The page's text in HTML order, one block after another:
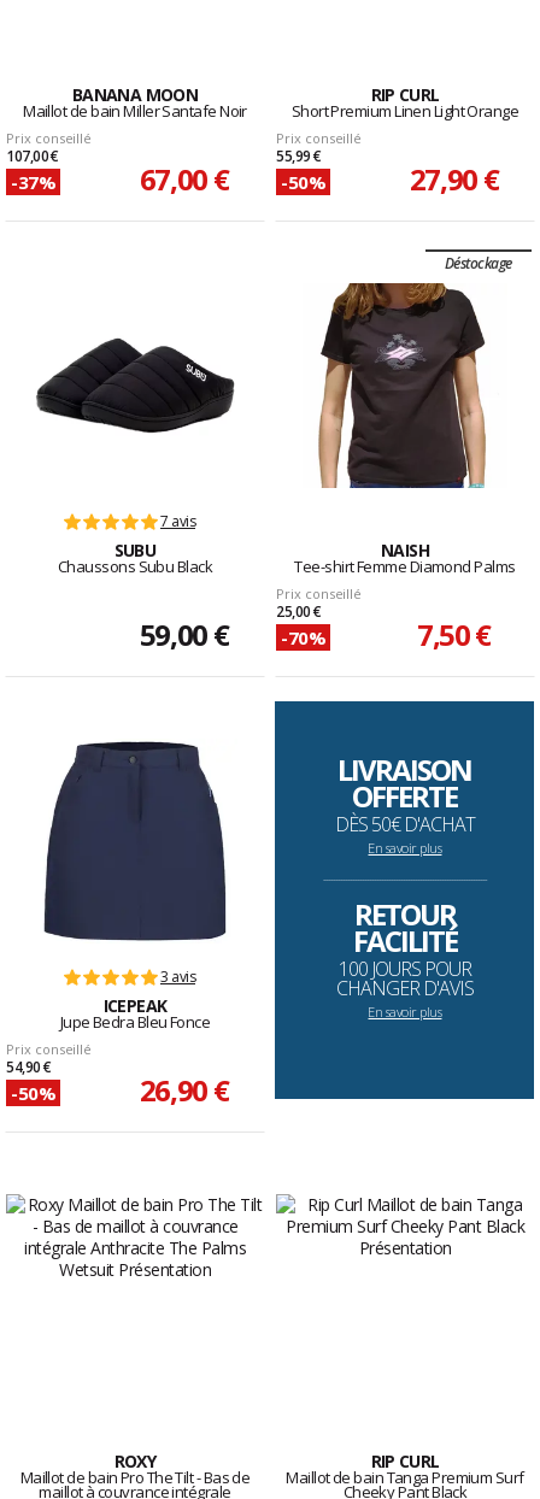
BANANA MOON
Maillot de bain Miller Santafe Noir
Prix conseillé
107,00 €
-37% 67,00 €
RIP CURL
Short Premium Linen Light Orange
Prix conseillé
55,99 €
-50% 27,90 €
7 avis
SUBU
Chaussons Subu Black
59,00 €
Déstockage
NAISH
Tee-shirt Femme Diamond Palms
Prix conseillé
25,00 €
-70% 7,50 €
3 avis
ICEPEAK
Jupe Bedra Bleu Fonce
Prix conseillé
54,90 €
-50% 26,90 €
LIVRAISON
OFFERTE
DÈS 50€ D'ACHAT
En savoir plus
--------------------------------------------------------------------
RETOUR
FACILITÉ
100 JOURS POUR
CHANGER D'AVIS
En savoir plus
ROXY
Maillot de bain Pro The Tilt - Bas de
maillot à couvrance intégrale
RIP CURL
Maillot de bain Tanga Premium Surf
Cheeky Pant Black